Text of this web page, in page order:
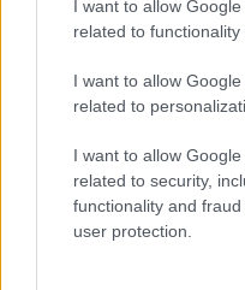
I want to allow
related to
I want to allow
related to
I want to allow
related to security,
functionality and
user protection.
In Colombia è
comunista